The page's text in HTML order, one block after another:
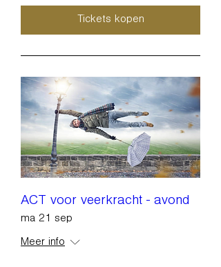
Tickets kopen
ACT voor veerkracht - avond
ma 21 sep
Meer info